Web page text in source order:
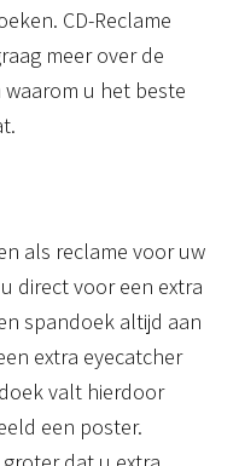
CD-Reclame
meer over de
u het beste
als reclame voor uw
direct voor een extra
spandoek altijd aan
extra eyecatcher
valt hierdoor
een poster.